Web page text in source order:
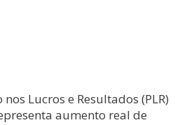
Lucros e Resultados (PLR)
aumento real de